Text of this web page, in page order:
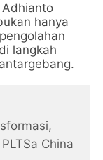
Adhianto
hanya
langkah
China